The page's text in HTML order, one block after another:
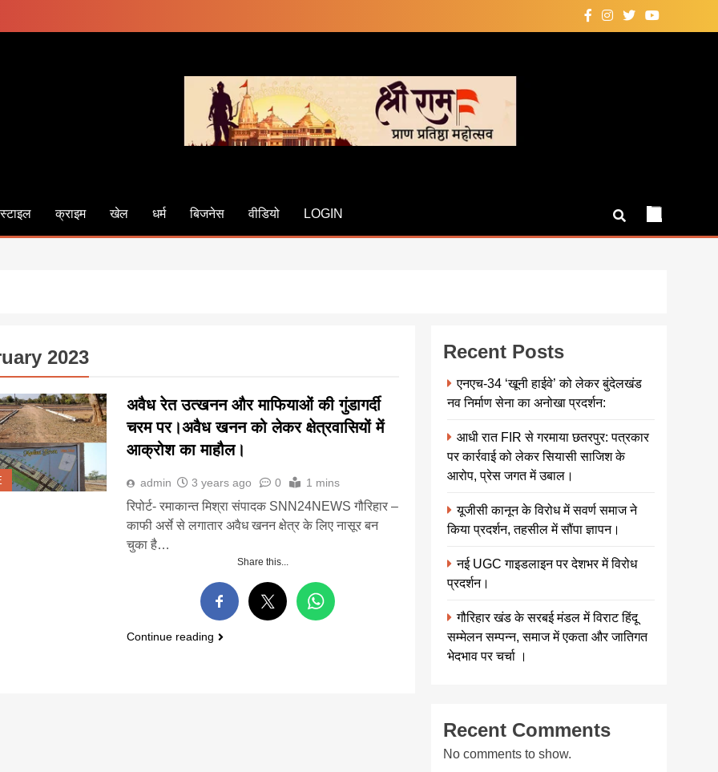
क्राइम खेल धर्म बिजनेस वीडियो LOGIN
2023
अवैध रेत उत्खनन और माफियाओं की गुंडागर्दी
चरम पर।अवैध खनन को लेकर क्षेत्रवासियों में
आक्रोश का माहौल।
admin 3 years ago 0 1 mins
रिपोर्ट- रमाकान्त मिश्रा संपादक SNN24NEWS गौरिहार –
काफी अर्से से लगातार अवैध खनन क्षेत्र के लिए नासूर बन
चुका है…
Share this...
Continue reading
Recent Posts
एनएच-34 ‘खूनी हाईवे’ को लेकर बुंदेलखंड
नव निर्माण सेना का अनोखा प्रदर्शन:
आधी रात FIR से गरमाया छतरपुर: पत्रकार
पर कार्रवाई को लेकर सियासी साजिश के
आरोप, प्रेस जगत में उबाल।
यूजीसी कानून के विरोध में सवर्ण समाज ने
किया प्रदर्शन, तहसील में सौंपा ज्ञापन।
नई UGC गाइडलाइन पर देशभर में विरोध
प्रदर्शन।
गौरिहार खंड के सरबई मंडल में विराट हिंदू
सम्मेलन सम्पन्न, समाज में एकता और जातिगत
भेदभाव पर चर्चा ।
Recent Comments
No comments to show.